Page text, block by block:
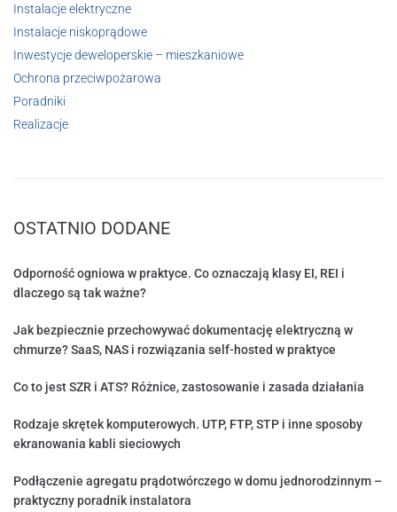
Instalacje elektryczne
Instalacje niskoprądowe
Inwestycje deweloperskie – mieszkaniowe
Ochrona przeciwpożarowa
Poradniki
Realizacje
OSTATNIO DODANE
Odporność ogniowa w praktyce. Co oznaczają klasy EI, REI i
dlaczego są tak ważne?
Jak bezpiecznie przechowywać dokumentację elektryczną w
chmurze? SaaS, NAS i rozwiązania self-hosted w praktyce
Co to jest SZR i ATS? Różnice, zastosowanie i zasada działania
Rodzaje skrętek komputerowych. UTP, FTP, STP i inne sposoby
ekranowania kabli sieciowych
Podłączenie agregatu prądotwórczego w domu jednorodzinnym –
praktyczny poradnik instalatora